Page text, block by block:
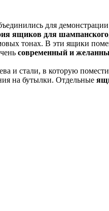
для
ящиков для шампанского
тонах. В эти ящики
современный и
и стали, в которую
на бутылки. Отдельные